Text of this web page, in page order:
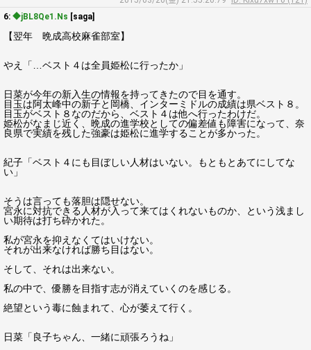
6: ◆jBL8Qe1.Ns [saga]
【翌年 晩成高校麻雀部室】
やえ「…ベスト４は全員姫松に行ったか」
日菜が今年の新入生の情報を持ってきたので目を通す。
目玉は阿太峰中の新子と岡橋、インターミドルの成績は県ベスト８。
目玉がベスト８なのだから、ベスト４は他へ行ったわけだ。
姫松がなまじ近く、晩成の進学校としての偏差値も障害になって、奈
良県で実績を残した強豪は姫松に進学することが多かった。
紀子「ベスト４にも目ぼしい人材はいない。もともとあてにしてな
い」
そうは言っても落胆は隠せない。
宮永に対抗できる人材が入って来てはくれないものか、という浅まし
い期待は打ち砕かれた。
私が宮永を抑えなくてはいけない。
それが出来なければ勝ち目はない。
そして、それは出来ない。
私の中で、優勝を目指す志が消えていくのを感じる。
絶望という毒に蝕まれて、心が萎えて行く。
日菜「良子ちゃん、一緒に頑張ろうね」